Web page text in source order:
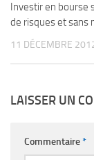
Investir en bourse
de risques et sans
11 DÉCEMBRE
LAISSER UN
Commentaire*